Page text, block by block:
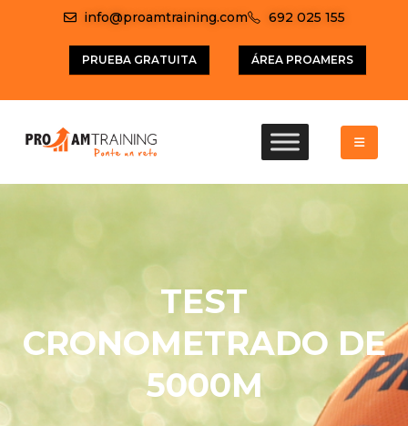
info@proamtraining.com 692 025 155
PRUEBA GRATUITA ÁREA PROAMERS
TEST
CRONOMETRADO DE
5000M